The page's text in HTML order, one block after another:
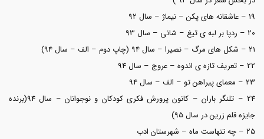
19 – عاشقانه های پکن – نیماژ – سال 92
20 – ردپا بر لبه ی تیغ – شانی – سال 93
21 – شکل های مرگ – نصیرا – سال 94 (چاپ دوم – الف – سال 94)
22 – تعریف تازه ی اندوه – عروج – سال 94
23 – معمای پیراهن تو – الف – سال 94
24 – تلنگر باران – کانون پرورش فکری کودکان و نوجوانان – سال 94(برنده
جایزه قلم زرین در سال 95)
25 – چه تنهاست ماه – شهرستان ادب